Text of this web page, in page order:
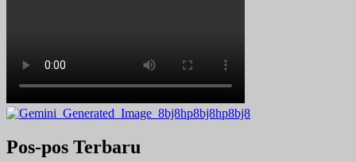
Pos-pos Terbaru